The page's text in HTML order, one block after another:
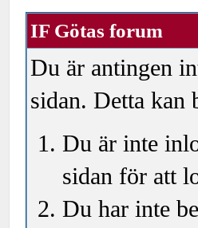
IF Götas forum
Du är antingen
sidan. Detta kan
Du är inte
sidan för att
Du har inte